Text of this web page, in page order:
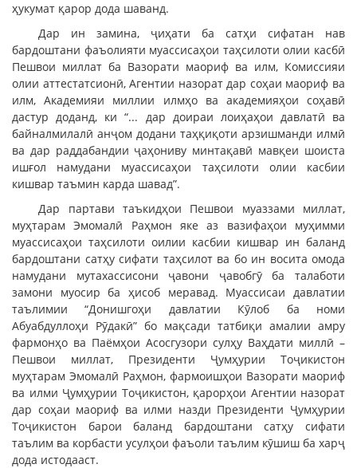
ҳукумат қарор дода шаванд.
Дар ин замина, ҷиҳати ба сатҳи сифатан нав
бардоштани фаъолияти муассисаҳои таҳсилоти олии касбӣ
Пешвои миллат ба Вазорати маориф ва илм, Комиссияи
олии аттестатсионӣ, Агентии назорат дар соҳаи маориф ва
илм, Академияи миллии илмҳо ва академияҳои соҳавӣ
дастур доданд, ки “... дар доираи лоиҳаҳои давлатӣ ва
байналмилалӣ анҷом додани таҳқиқоти арзишманди илмӣ
ва дар раддабандии ҷаҳониву минтақавӣ мавқеи шоиста
ишғол намудани муассисаҳои таҳсилоти олии касбии
кишвар таъмин карда шавад”.
Дар партави таъкидҳои Пешвои муаззами миллат,
муҳтарам Эмомалӣ Раҳмон яке аз вазифаҳои муҳимми
муассисаҳои таҳсилоти оилии касбии кишвар ин баланд
бардоштани сатҳу сифати таҳсилот ва бо ин восита омода
намудани мутахассисони ҷавони ҷавобгӯ ба талаботи
замони муосир ба ҳисоб меравад. Муассисаи давлатии
таълимии “Донишгоҳи давлатии Кӯлоб ба номи
Абуабдуллоҳи Рӯдакӣ” бо мақсади татбиқи амалии амру
фармонҳо ва Паёмҳои Асосгузори сулҳу Ваҳдати миллӣ –
Пешвои миллат, Президенти Ҷумҳурии Тоҷикистон
муҳтарам Эмомалӣ Раҳмон, фармоишҳои Вазорати маориф
ва илми Ҷумҳурии Тоҷикистон, қарорҳои Агентии назорат
дар соҳаи маориф ва илми назди Президенти Ҷумҳурии
Тоҷикистон барои баланд бардоштани сатҳу сифати
таълим ва корбасти усулҳои фаъоли таълим кӯшиш ба харҷ
дода истодааст.